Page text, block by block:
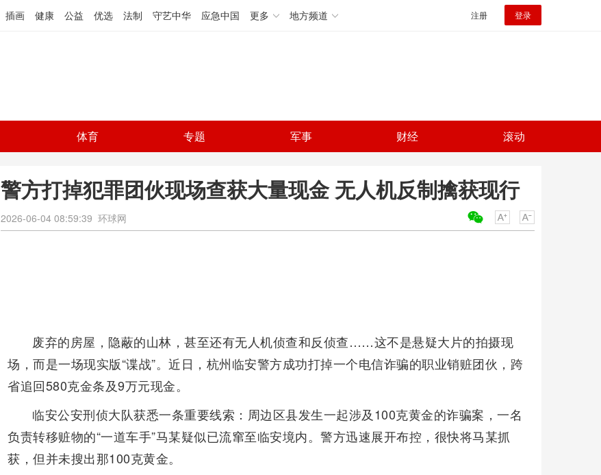
插画 健康 公益 优选 法制 守艺中华 应急中国 更多 地方频道 注册 登录
体育 专题 军事 财经 滚动
警方打掉犯罪团伙现场查获大量现金 无人机反制擒获现行
2026-06-04 08:59:39 环球网
废弃的房屋，隐蔽的山林，甚至还有无人机侦查和反侦查……这不是悬疑大片的拍摄现
场，而是一场现实版“谍战”。近日，杭州临安警方成功打掉一个电信诈骗的职业销赃团伙，跨
省追回580克金条及9万元现金。
临安公安刑侦大队获悉一条重要线索：周边区县发生一起涉及100克黄金的诈骗案，一名
负责转移赃物的“一道车手”马某疑似已流窜至临安境内。警方迅速展开布控，很快将马某抓
获，但并未搜出那100克黄金。